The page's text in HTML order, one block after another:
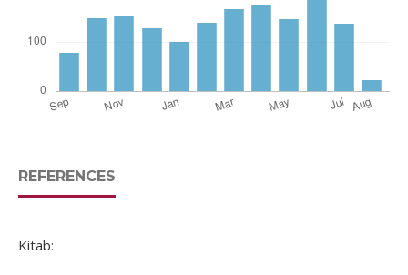
REFERENCES
Kitab: